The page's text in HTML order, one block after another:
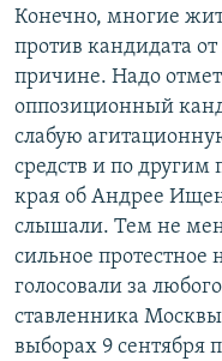
Конечно, многие
против кандидата
причине. Надо
оппозиционный
слабую
средств и по
края об Андрее
слышали. Тем не
сильное протестное
голосовали за
ставленника
выборах 9 сентября